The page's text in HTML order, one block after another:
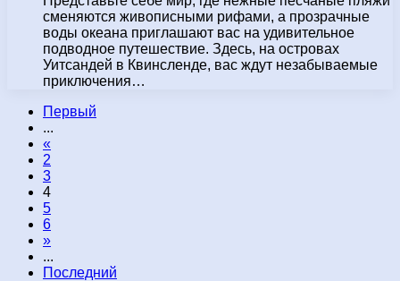
сменяются живописными рифами, а прозрачные
воды океана приглашают вас на удивительное
подводное путешествие. Здесь, на островах
Уитсандей в Квинсленде, вас ждут незабываемые
приключения…
Первый
...
«
2
3
4
5
6
»
...
Последний